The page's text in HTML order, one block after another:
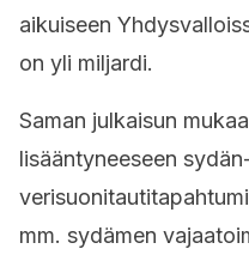
aikuiseen
on yli miljardi.
Saman julkaisun
lisääntyneeseen
mm. sydämen